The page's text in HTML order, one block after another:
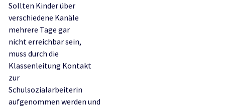
Sollten Kinder über
verschiedene Kanäle
mehrere Tage gar
nicht erreichbar sein,
muss durch die
Klassenleitung Kontakt
zur
Schulsozialarbeiterin
aufgenommen werden und